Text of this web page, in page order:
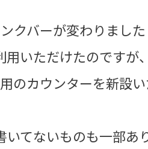
クバーが変わりまし
用いただけたのですが
のカウンターを新設
てないものも一部あ